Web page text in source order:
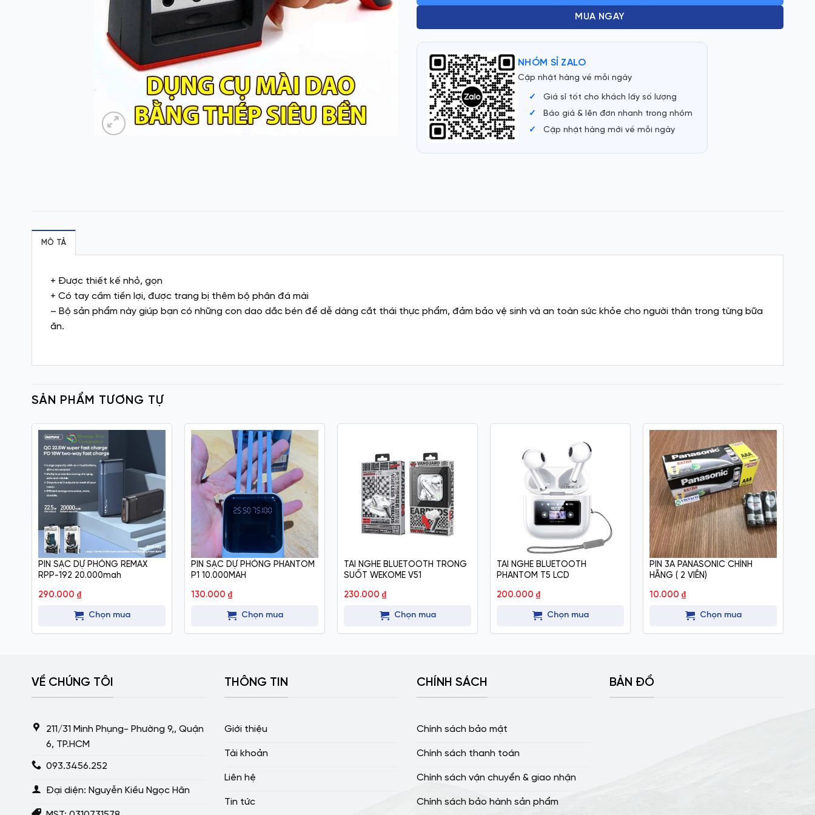
MUA NGAY
NHÓM SỈ ZALO
Cập nhật hàng về mỗi ngày
Giá sỉ tốt cho khách lấy số lượng
Báo giá & lên đơn nhanh trong nhóm
Cập nhật hàng mới về mỗi ngày
MÔ TẢ
+ Được thiết kế nhỏ, gọn
+ Có tay cầm tiền lợi, được trang bị thêm bộ phân đá mài
– Bộ sản phẩm này giúp bạn có những con dao dắc bén để dễ dàng cắt thái thực phẩm, đảm bảo vệ sinh và an toàn sức khỏe cho người thân trong từng bữa
ăn.
SẢN PHẨM TƯƠNG TỰ
PIN SẠC DỰ PHÒNG REMAX
RPP-192 20.000mah
290.000 ₫
Chọn mua
PIN SẠC DỰ PHÒNG PHANTOM
P1 10.000MAH
130.000 ₫
Chọn mua
TAI NGHE BLUETOOTH TRONG
SUỐT WEKOME V51
230.000 ₫
Chọn mua
TAI NGHE BLUETOOTH
PHANTOM T5 LCD
200.000 ₫
Chọn mua
PIN 3A PANASONIC CHÍNH
HÃNG ( 2 VIÊN)
10.000 ₫
Chọn mua
VỀ CHÚNG TÔI
211/31 Minh Phụng- Phường 9,, Quận
6, TP.HCM
093.3456.252
Đại diện: Nguyễn Kiều Ngọc Hân
THÔNG TIN
Giới thiệu
Tài khoản
Liên hệ
Tin tức
CHÍNH SÁCH
Chính sách bảo mật
Chính sách thanh toán
Chính sách vận chuyển & giao nhận
Chính sách bảo hành sản phẩm
BẢN ĐỒ